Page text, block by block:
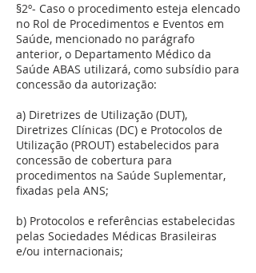
§2º- Caso o procedimento esteja elencado
no Rol de Procedimentos e Eventos em
Saúde, mencionado no parágrafo
anterior, o Departamento Médico da
Saúde ABAS utilizará, como subsídio para
concessão da autorização:
a) Diretrizes de Utilização (DUT),
Diretrizes Clínicas (DC) e Protocolos de
Utilização (PROUT) estabelecidos para
concessão de cobertura para
procedimentos na Saúde Suplementar,
fixadas pela ANS;
b) Protocolos e referências estabelecidas
pelas Sociedades Médicas Brasileiras
e/ou internacionais;